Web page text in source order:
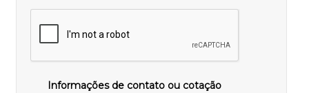
Informações de contato ou cotação